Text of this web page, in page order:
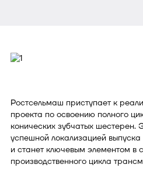
Ростсельмаш приступает к
проекта по освоению полного
конических зубчатых шестерен.
успешной локализацией
и станет ключевым элементом в
производственного цикла